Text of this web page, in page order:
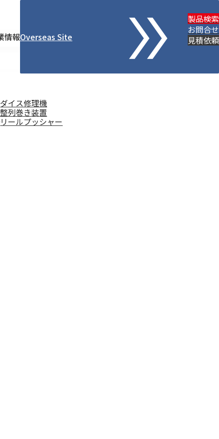
情報Overseas Site
製品検索
お問合せ
見積依頼
検
索
ダイス修理機
整列巻き装置
リールプッシャー